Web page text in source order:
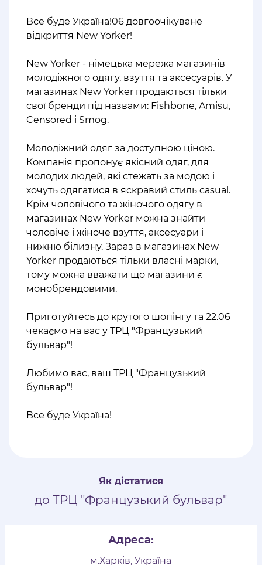
Все буде Україна!06 довгоочікуване
відкриття New Yorker!
New Yorker - німецька мережа магазинів
молодіжного одягу, взуття та аксесуарів. У
магазинах New Yorker продаються тільки
свої бренди під назвами: Fishbone, Amisu,
Censored і Smog.
Молодіжний одяг за доступною ціною.
Компанія пропонує якісний одяг, для
молодих людей, які стежать за модою і
хочуть одягатися в яскравий стиль casual.
Крім чоловічого та жіночого одягу в
магазинах New Yorker можна знайти
чоловіче і жіноче взуття, аксесуари і
нижню білизну. Зараз в магазинах New
Yorker продаються тільки власні марки,
тому можна вважати що магазини є
монобрендовими.
Приготуйтесь до крутого шопінгу та 22.06
чекаємо на вас у ТРЦ "Французький
бульвар"!
Любимо вас, ваш ТРЦ "Французький
бульвар"!
Все буде Україна!
Як дістатися
до ТРЦ "Французький бульвар"
Адреса:
м.Харків, Україна